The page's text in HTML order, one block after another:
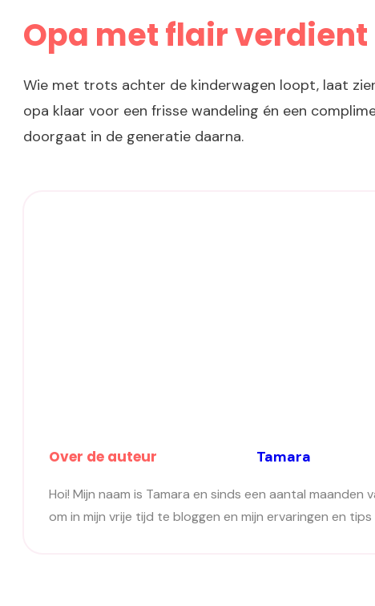
Opa met flair
Wie met trots achter de kinderwagen loopt, laat
opa klaar voor een frisse wandeling én een
doorgaat in de generatie daarna.
Over de auteur Tamara
Hoi! Mijn naam is Tamara en sinds een aantal
om in mijn vrije tijd te bloggen en mijn ervaringen en